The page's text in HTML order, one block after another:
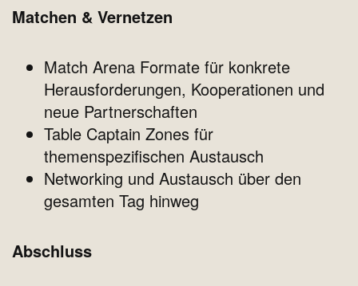
Matchen & Vernetzen
Match Arena Formate für konkrete
Herausforderungen, Kooperationen und
neue Partnerschaften
Table Captain Zones für
themenspezifischen Austausch
Networking und Austausch über den
gesamten Tag hinweg
Abschluss